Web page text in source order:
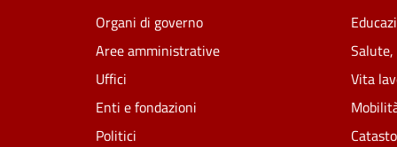
Organi di governo
Aree amministrative
Uffici
Enti e fondazioni
Politici
Salute,
Vita